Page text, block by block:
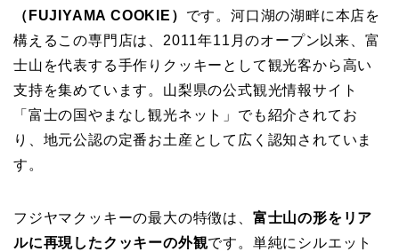
（FUJIYAMA COOKIE） です。河口湖の湖畔に本店を
構えるこの専門店は、2011年11月のオープン以来、富
士山を代表する手作りクッキーとして観光客から高い
支持を集めています。山梨県の公式観光情報サイト
「富士の国やまなし観光ネット」でも紹介されてお
り、地元公認の定番お土産として広く認知されていま
す。
フジヤマクッキーの最大の特徴は、 富士山の形をリア
ルに再現したクッキーの外観です。単純にシルエット